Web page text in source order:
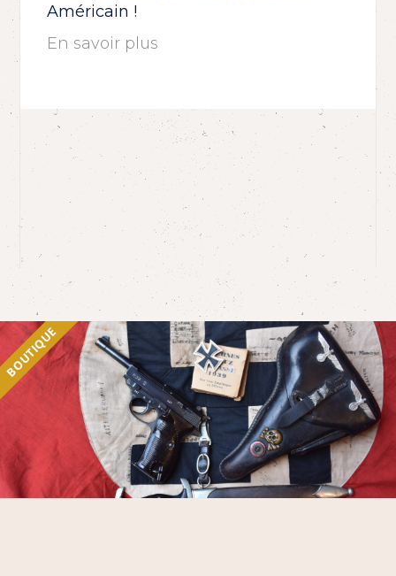
Américain !
En savoir plus
BOUTIQUE